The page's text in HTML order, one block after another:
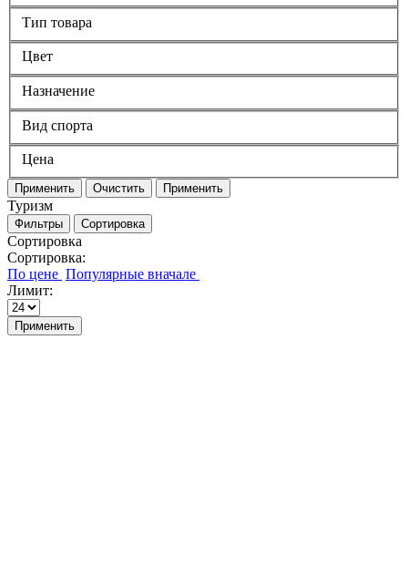
Тип товара
Цвет
Назначение
Вид спорта
Цена
Применить Очистить Применить
Туризм
Фильтры Сортировка
Сортировка
Сортировка:
Лимит:
Применить